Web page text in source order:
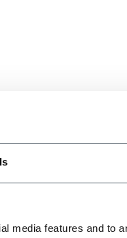
media features and to